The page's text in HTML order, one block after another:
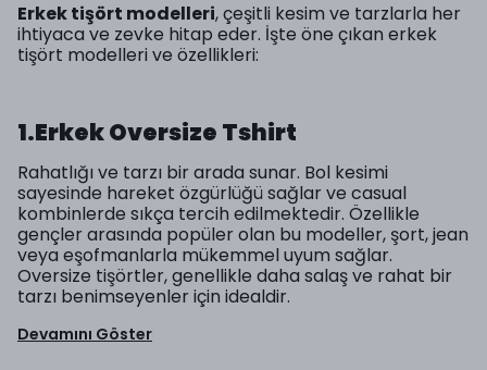
Erkek tişört modelleri, çeşitli kesim ve tarzlarla her
ihtiyaca ve zevke hitap eder. İşte öne çıkan erkek
tişört modelleri ve özellikleri:
1.Erkek Oversize Tshirt
Rahatlığı ve tarzı bir arada sunar. Bol kesimi
sayesinde hareket özgürlüğü sağlar ve casual
kombinlerde sıkça tercih edilmektedir. Özellikle
gençler arasında popüler olan bu modeller, şort, jean
veya eşofmanlarla mükemmel uyum sağlar.
Oversize tişörtler, genellikle daha salaş ve rahat bir
tarzı benimseyenler için idealdir.
Devamını Göster